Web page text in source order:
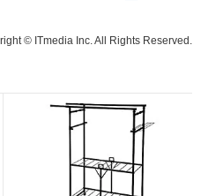
© ITmedia Inc. All Rights Reserved.